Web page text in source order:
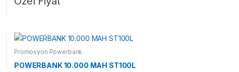
Promosyon Powerbank
POWERBANK 10.000 MAH ST100L